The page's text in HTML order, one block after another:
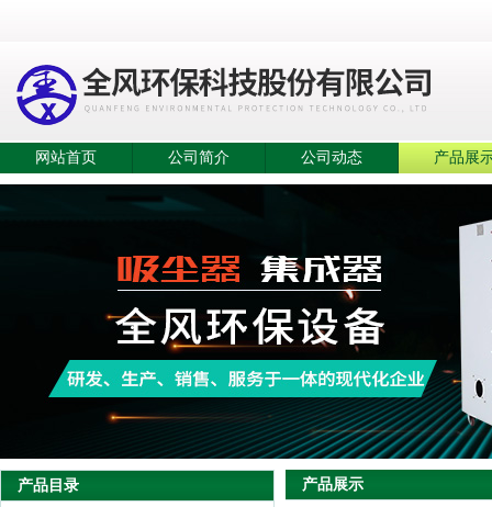
网站首页 公司简介 公司动态 产品展
产品目录 产品展示